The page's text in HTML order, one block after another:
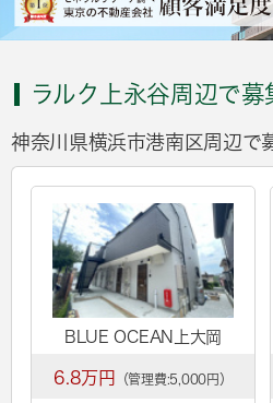
ラルク上永谷周辺で募
神奈川県横浜市港南区周辺で
BLUE OCEAN上大岡
6.8万円 （管理費:5,000円）